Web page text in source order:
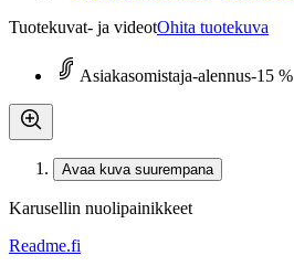
Tuotekuvat- ja videotOhita tuotekuva
Asiakasomistaja-alennus-15 %
Avaa kuva suurempana
Karusellin nuolipainikkeet
Readme.fi